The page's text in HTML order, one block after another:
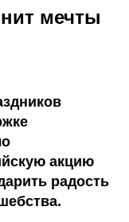
мечты
акцию
радость